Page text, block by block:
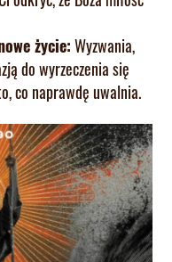
życie:Wyzwania,
do wyrzeczenia się
co naprawdę uwalnia.